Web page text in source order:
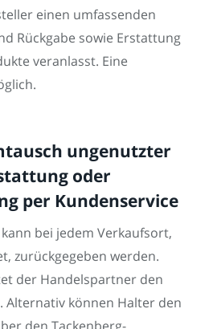
einen umfassenden
Rückgabe sowie Erstattung
veranlasst. Eine
ungenutzter
oder
per Kundenservice
bei jedem Verkaufsort,
zurückgegeben werden.
der Handelspartner den
Alternativ können Halter den